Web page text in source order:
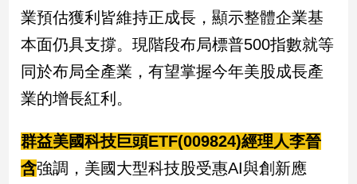
業預估獲利皆維持正成長，顯示整體企業基
本面仍具支撐。現階段布局標普500指數就等
同於布局全產業，有望掌握今年美股成長產
業的增長紅利。
群益美國科技巨頭ETF(009824)經理人李晉
含強調，美國大型科技股受惠AI與創新應